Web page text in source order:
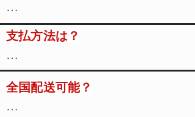
お見積り→弊社からご回答→
お客様からの発注→製作→納品
初めてご利用いただくお客様は、
ご希望のお支払い方法や
納品方法を
支払
現金・現金振込・電子債権
約束手形・小切手等で
お支払いいただけます。
支払方法は？
全国配送可能？
全国配送可能？